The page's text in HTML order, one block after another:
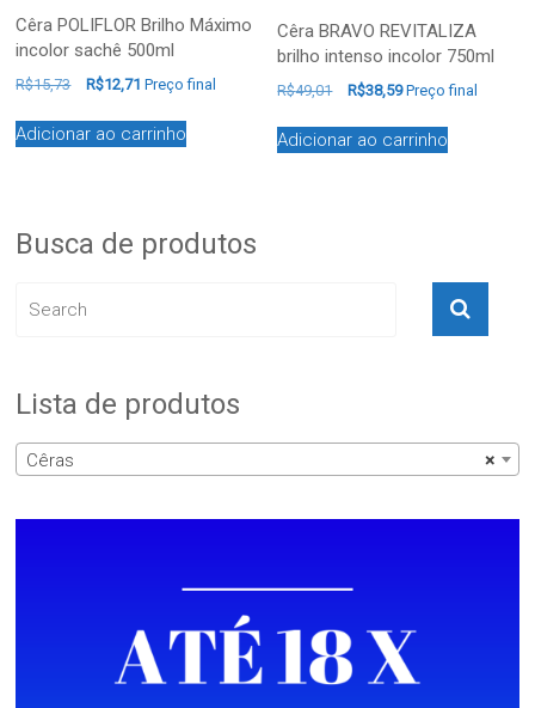
Cêra POLIFLOR Brilho Máximo
incolor sachê 500ml
R$15,73 R$12,71 Preço final
Adicionar ao carrinho
Cêra BRAVO REVITALIZA
brilho intenso incolor 750ml
R$49,01 R$38,59 Preço final
Adicionar ao carrinho
Busca de produtos
Lista de produtos
×
Cêras